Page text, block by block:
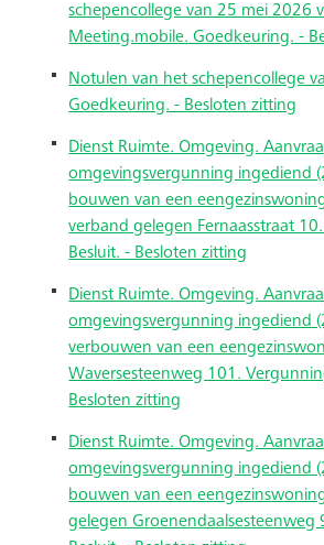
schepencollege van 25 mei 2026
Meeting.mobile. Goedkeuring. -
Notulen van het schepencollege
Goedkeuring. - Besloten zitting
Dienst Ruimte. Omgeving.
omgevingsvergunning ingediend
bouwen van een
verband gelegen Fernaasstraat
Besluit. - Besloten zitting
Dienst Ruimte. Omgeving.
omgevingsvergunning ingediend
verbouwen van een
Waversesteenweg 101.
Besloten zitting
Dienst Ruimte. Omgeving.
omgevingsvergunning ingediend
bouwen van een
gelegen Groenendaalsesteenweg